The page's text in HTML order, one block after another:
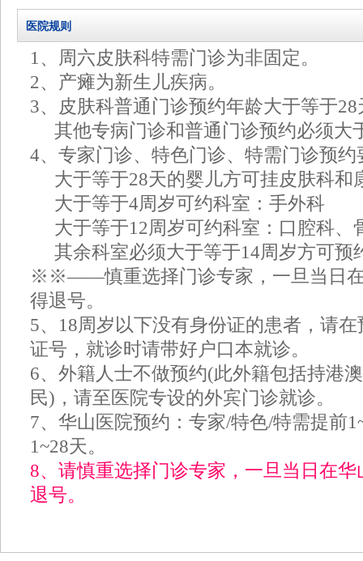
专家委员会委员、中国医师协会周围神经专
长、上海抗癫痫协会副会长、上海市医学
癫痫协会理事、中国医师协会神经调控专业
员会委员、世界华人医师协会功能神经外科
医院规则
1、周六皮肤科特需门诊为非固定。
2、产瘫为新生儿疾病。
3、皮肤科普通门诊预约年龄大于等于
其他专病门诊和普通门诊预约必须大
4、专家门诊、特色门诊、特需门诊预约
大于等于28天的婴儿方可挂皮肤科和
大于等于4周岁可约科室：手外科
大于等于12周岁可约科室：口腔科、
其余科室必须大于等于14周岁方可预
※※——慎重选择门诊专家，一旦当日在
得退号。
5、18周岁以下没有身份证的患者，请
证号，就诊时请带好户口本就诊。
6、外籍人士不做预约(此外籍包括持港
民)，请至医院专设的外宾门诊就诊。
7、华山医院预约：专家/特色/特需提前
1~28天。
8、请慎重选择门诊专家，一旦当日在
退号。